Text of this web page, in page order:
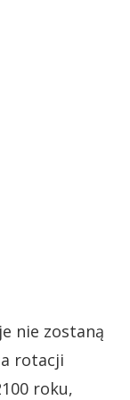
nie zostaną
rotacji
roku,